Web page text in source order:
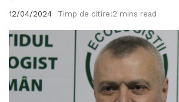
12/04/2024 Timp de citire:2 mins read